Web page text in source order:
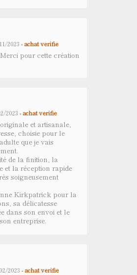
2023 - achat vérifié
pour cette création
2023 - achat vérifié
et artisanale,
choisie pour le
que je vais
de la finition, la
et la réception rapide
soigneusement
Kirkpatrick pour la
sa délicatesse
dans son envoi et le
entreprise.
2023 - achat vérifié